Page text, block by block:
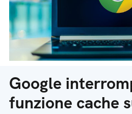
Google
funzione cache